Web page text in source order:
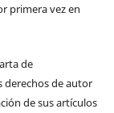
primera vez en
de
derechos de autor
de sus artículos